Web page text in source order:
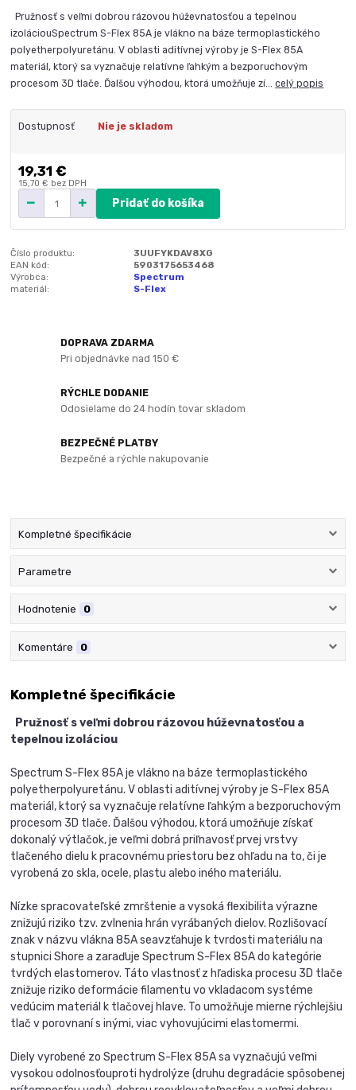
Pružnosť s veľmi dobrou rázovou húževnatosťou a tepelnou
izoláciouSpectrum S-Flex 85A je vlákno na báze termoplastického
polyetherpolyuretánu. V oblasti aditívnej výroby je S-Flex 85A
materiál, ktorý sa vyznačuje relatívne ľahkým a bezporuchovým
procesom 3D tlače. Ďalšou výhodou, ktorá umožňuje zí...celý popis
Dostupnosť Nie je skladom
19,31 €
15,70 € bez DPH
Pridať do košíka
Číslo produktu:
3UUFYKDAV8XG
EAN kód:
5903175653468
Výrobca:
Spectrum
materiál:
S-Flex
DOPRAVA ZDARMA
Pri objednávke nad 150 €
RÝCHLE DODANIE
Odosielame do 24 hodín tovar skladom
BEZPEČNÉ PLATBY
Bezpečné a rýchle nakupovanie
Kompletné špecifikácie
Parametre
Hodnotenie 0
Komentáre 0
Kompletné špecifikácie
Pružnosť s veľmi dobrou rázovou húževnatosťou a
tepelnou izoláciou
Spectrum S-Flex 85A je vlákno na báze termoplastického
polyetherpolyuretánu. V oblasti aditívnej výroby je S-Flex 85A
materiál, ktorý sa vyznačuje relatívne ľahkým a bezporuchovým
procesom 3D tlače. Ďalšou výhodou, ktorá umožňuje získať
dokonalý výtlačok, je veľmi dobrá priľnavosť prvej vrstvy
tlačeného dielu k pracovnému priestoru bez ohľadu na to, či je
vyrobená zo skla, ocele, plastu alebo iného materiálu.
Nízke spracovateľské zmrštenie a vysoká flexibilita výrazne
znižujú riziko tzv. zvlnenia hrán vyrábaných dielov. Rozlišovací
znak v názvu vlákna 85A seavzťahuje k tvrdosti materiálu na
stupnici Shore a zaraďuje Spectrum S-Flex 85A do kategórie
tvrdých elastomerov. Táto vlastnosť z hľadiska procesu 3D tlače
znižuje riziko deformácie filamentu vo vkladacom systéme
vedúcim materiál k tlačovej hlave. To umožňuje mierne rýchlejšiu
tlač v porovnaní s inými, viac vyhovujúcimi elastomermi.
Diely vyrobené zo Spectrum S-Flex 85A sa vyznačujú veľmi
vysokou odolnosťouproti hydrolýze (druhu degradácie spôsobenej